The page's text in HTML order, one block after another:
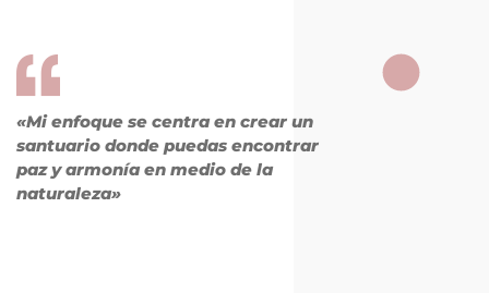
«Mi enfoque se centra en crear un
santuario donde puedas encontrar
paz y armonía en medio de la
naturaleza»